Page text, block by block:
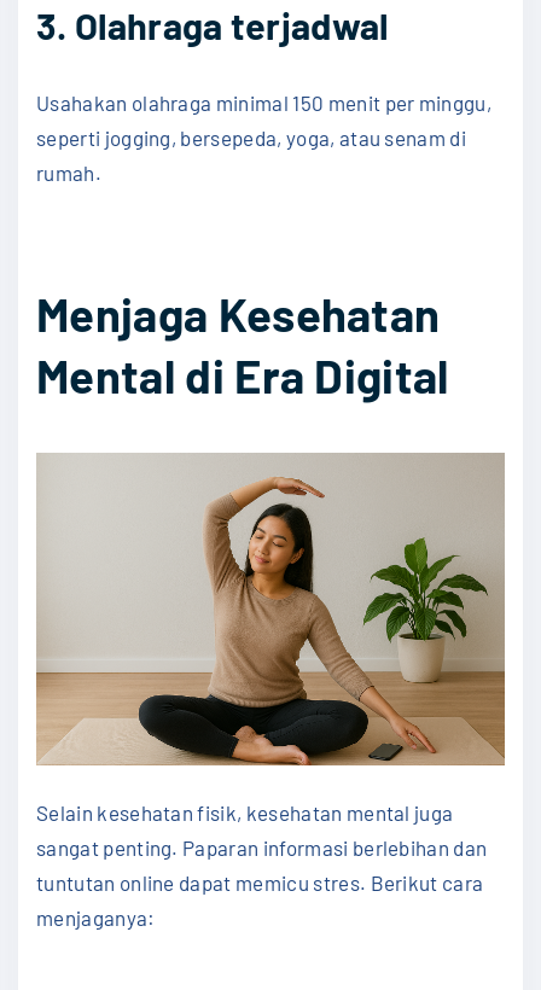
3. Olahraga terjadwal
Usahakan olahraga minimal 150 menit per minggu,
seperti jogging, bersepeda, yoga, atau senam di
rumah.
Menjaga Kesehatan
Mental di Era Digital
Selain kesehatan fisik, kesehatan mental juga
sangat penting. Paparan informasi berlebihan dan
tuntutan online dapat memicu stres. Berikut cara
menjaganya: